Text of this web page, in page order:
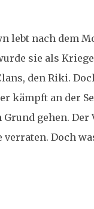
lebt nach dem
sie als
den Riki.
kämpft an der
Grund gehen.
Doch